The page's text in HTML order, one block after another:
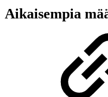
Aikaisempia